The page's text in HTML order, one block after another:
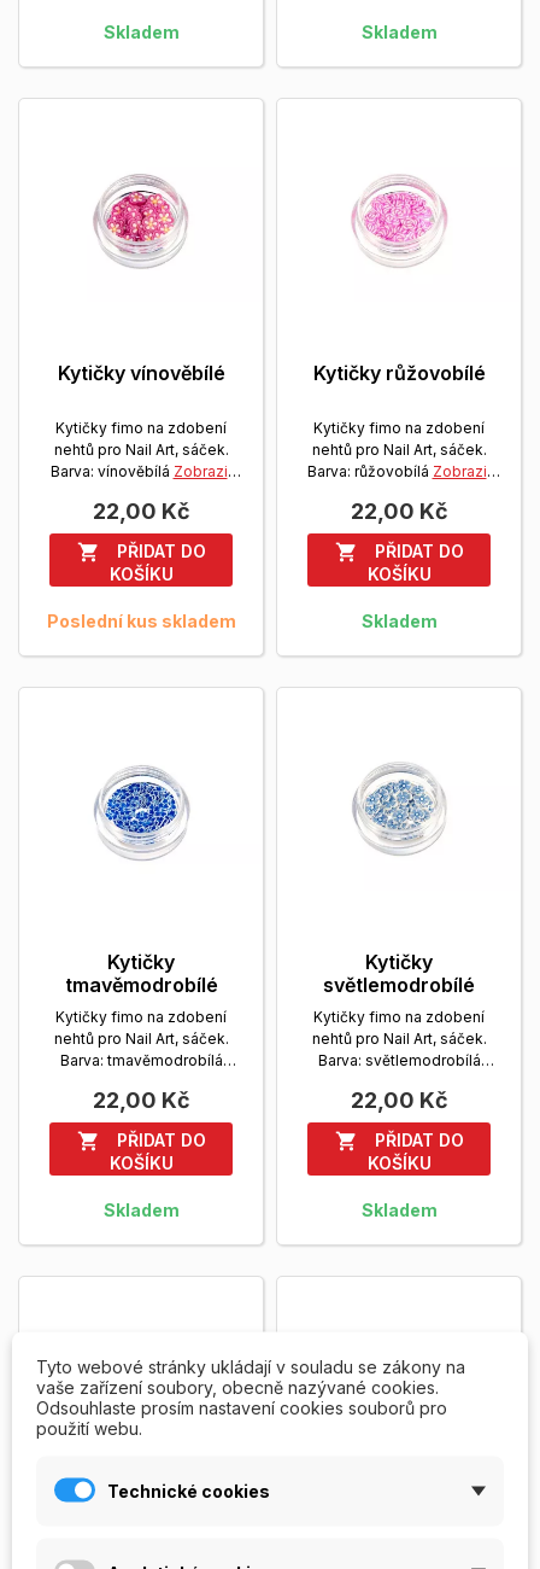
Skladem Skladem
Kytičky vínověbílé
Kytičky fimo na zdobení
nehtů pro Nail Art, sáček.
Barva: vínověbílá Zobrazit
22,00 Kč

PŘIDAT DO
KOŠÍKU
Poslední kus skladem
Kytičky růžovobílé
Kytičky fimo na zdobení
nehtů pro Nail Art, sáček.
Barva: růžovobílá Zobrazit
22,00 Kč

PŘIDAT DO
KOŠÍKU
Skladem
Kytičky
tmavěmodrobílé
Kytičky fimo na zdobení
nehtů pro Nail Art, sáček.
Barva: tmavěmodrobílá
22,00 Kč

PŘIDAT DO
KOŠÍKU
Skladem
Kytičky
světlemodrobílé
Kytičky fimo na zdobení
nehtů pro Nail Art, sáček.
Barva: světlemodrobílá
22,00 Kč

PŘIDAT DO
KOŠÍKU
Skladem
Tyto webové stránky ukládají v souladu se zákony na
vaše zařízení soubory, obecně nazývané cookies.
Odsouhlaste prosím nastavení cookies souborů pro
použití webu.
Technické cookies